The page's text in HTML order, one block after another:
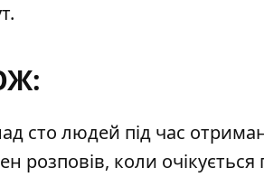
.
сто людей під час
розповів, коли